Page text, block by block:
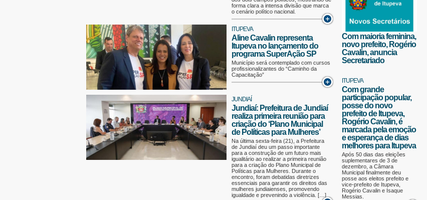
forma clara a intensa divisão que marca
o cenário político nacional.
ITUPEVA
Aline Cavalin representa
Itupeva no lançamento do
programa SuperAção SP
Município será contemplado com cursos
profissionalizantes do “Caminho da
Capacitação”
JUNDIAÍ
Jundiaí: Prefeitura de Jundiaí
realiza primeira reunião para
criação do ‘Plano Municipal
de Políticas para Mulheres’
Na última sexta-feira (21), a Prefeitura
de Jundiaí deu um passo importante
para a construção de um futuro mais
igualitário ao realizar a primeira reunião
para a criação do Plano Municipal de
Políticas para Mulheres. Durante o
encontro, foram debatidas diretrizes
essenciais para garantir os direitos das
mulheres jundiaienses, promovendo
igualdade e prevenindo a violência. […]
Com maioria feminina,
novo prefeito, Rogério
Cavalin, anuncia
Secretariado
ITUPEVA
Com grande
participação popular,
posse do novo
prefeito de Itupeva,
Rogério Cavalin, é
marcada pela emoção
e esperança de dias
melhores para Itupeva
Após 50 dias das eleições
suplementares de 3 de
dezembro, a Câmara
Municipal finalmente deu
posse aos eleitos prefeito e
vice-prefeito de Itupeva,
Rogério Cavalin e Isaque
Messias.